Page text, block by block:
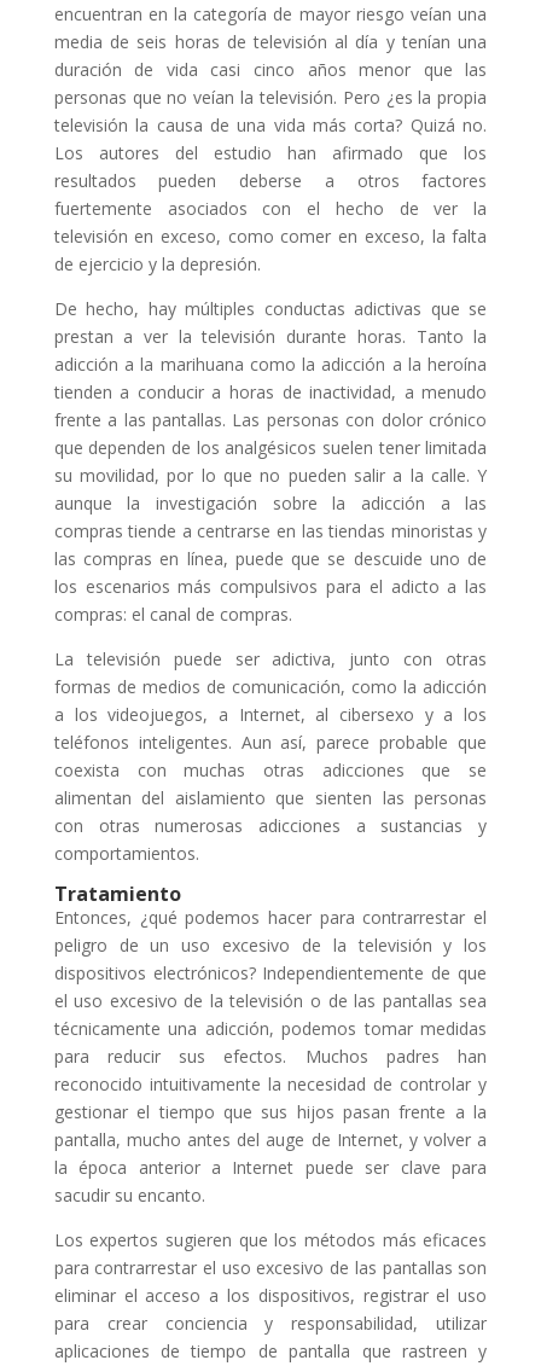
encuentran en la categoría de mayor riesgo veían una
media de seis horas de televisión al día y tenían una
duración de vida casi cinco años menor que las
personas que no veían la televisión. Pero ¿es la propia
televisión la causa de una vida más corta? Quizá no.
Los autores del estudio han afirmado que los
resultados pueden deberse a otros factores
fuertemente asociados con el hecho de ver la
televisión en exceso, como comer en exceso, la falta
de ejercicio y la depresión.
De hecho, hay múltiples conductas adictivas que se
prestan a ver la televisión durante horas. Tanto la
adicción a la marihuana como la adicción a la heroína
tienden a conducir a horas de inactividad, a menudo
frente a las pantallas. Las personas con dolor crónico
que dependen de los analgésicos suelen tener limitada
su movilidad, por lo que no pueden salir a la calle. Y
aunque la investigación sobre la adicción a las
compras tiende a centrarse en las tiendas minoristas y
las compras en línea, puede que se descuide uno de
los escenarios más compulsivos para el adicto a las
compras: el canal de compras.
La televisión puede ser adictiva, junto con otras
formas de medios de comunicación, como la adicción
a los videojuegos, a Internet, al cibersexo y a los
teléfonos inteligentes. Aun así, parece probable que
coexista con muchas otras adicciones que se
alimentan del aislamiento que sienten las personas
con otras numerosas adicciones a sustancias y
comportamientos.
Tratamiento
Entonces, ¿qué podemos hacer para contrarrestar el
peligro de un uso excesivo de la televisión y los
dispositivos electrónicos? Independientemente de que
el uso excesivo de la televisión o de las pantallas sea
técnicamente una adicción, podemos tomar medidas
para reducir sus efectos. Muchos padres han
reconocido intuitivamente la necesidad de controlar y
gestionar el tiempo que sus hijos pasan frente a la
pantalla, mucho antes del auge de Internet, y volver a
la época anterior a Internet puede ser clave para
sacudir su encanto.
Los expertos sugieren que los métodos más eficaces
para contrarrestar el uso excesivo de las pantallas son
eliminar el acceso a los dispositivos, registrar el uso
para crear conciencia y responsabilidad, utilizar
aplicaciones de tiempo de pantalla que rastreen y